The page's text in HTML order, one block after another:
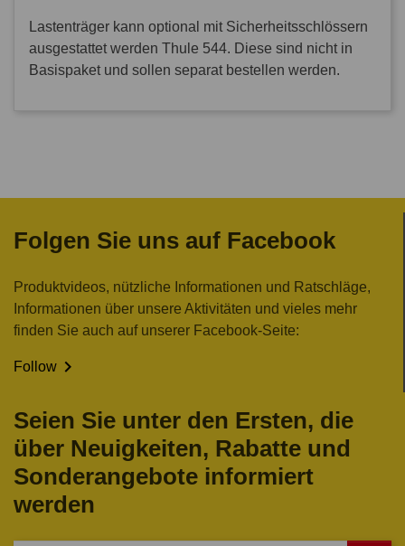
Lastenträger kann optional mit Sicherheitsschlössern
ausgestattet werden Thule 544. Diese sind nicht in
Basispaket und sollen separat bestellen werden.
Folgen Sie uns auf Facebook
Produktvideos, nützliche Informationen und Ratschläge,
Informationen über unsere Aktivitäten und vieles mehr
finden Sie auch auf unserer Facebook-Seite:
Follow 
Seien Sie unter den Ersten, die
über Neuigkeiten, Rabatte und
Sonderangebote informiert
werden